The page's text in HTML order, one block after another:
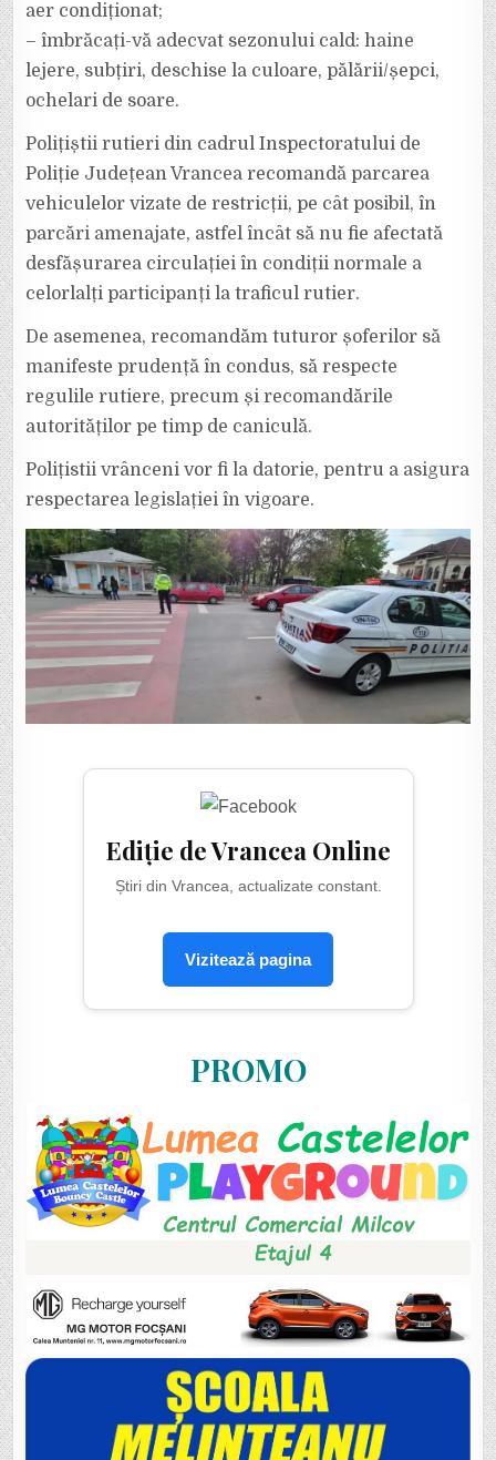
aer condiționat;
– îmbrăcați-vă adecvat sezonului cald: haine
lejere, subțiri, deschise la culoare, pălării/șepci,
ochelari de soare.
Polițiștii rutieri din cadrul Inspectoratului de
Poliție Județean Vrancea recomandă parcarea
vehiculelor vizate de restricții, pe cât posibil, în
parcări amenajate, astfel încât să nu fie afectată
desfășurarea circulației în condiții normale a
celorlalți participanți la traficul rutier.
De asemenea, recomandăm tuturor șoferilor să
manifeste prudență în condus, să respecte
regulile rutiere, precum și recomandările
autorităților pe timp de caniculă.
Polițistii vrânceni vor fi la datorie, pentru a asigura
respectarea legislației în vigoare.
Ediție de Vrancea Online
Știri din Vrancea, actualizate constant.
Vizitează pagina
PROMO